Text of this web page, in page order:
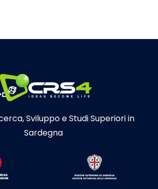
Sviluppo e Studi Superiori in
Sardegna